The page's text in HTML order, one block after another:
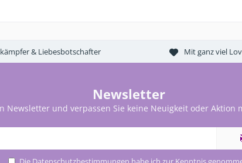
& Liebesbotschafter Mit ganz viel
Newsletter
Newsletter und verpassen Sie keine Neuigkeit oder Aktion